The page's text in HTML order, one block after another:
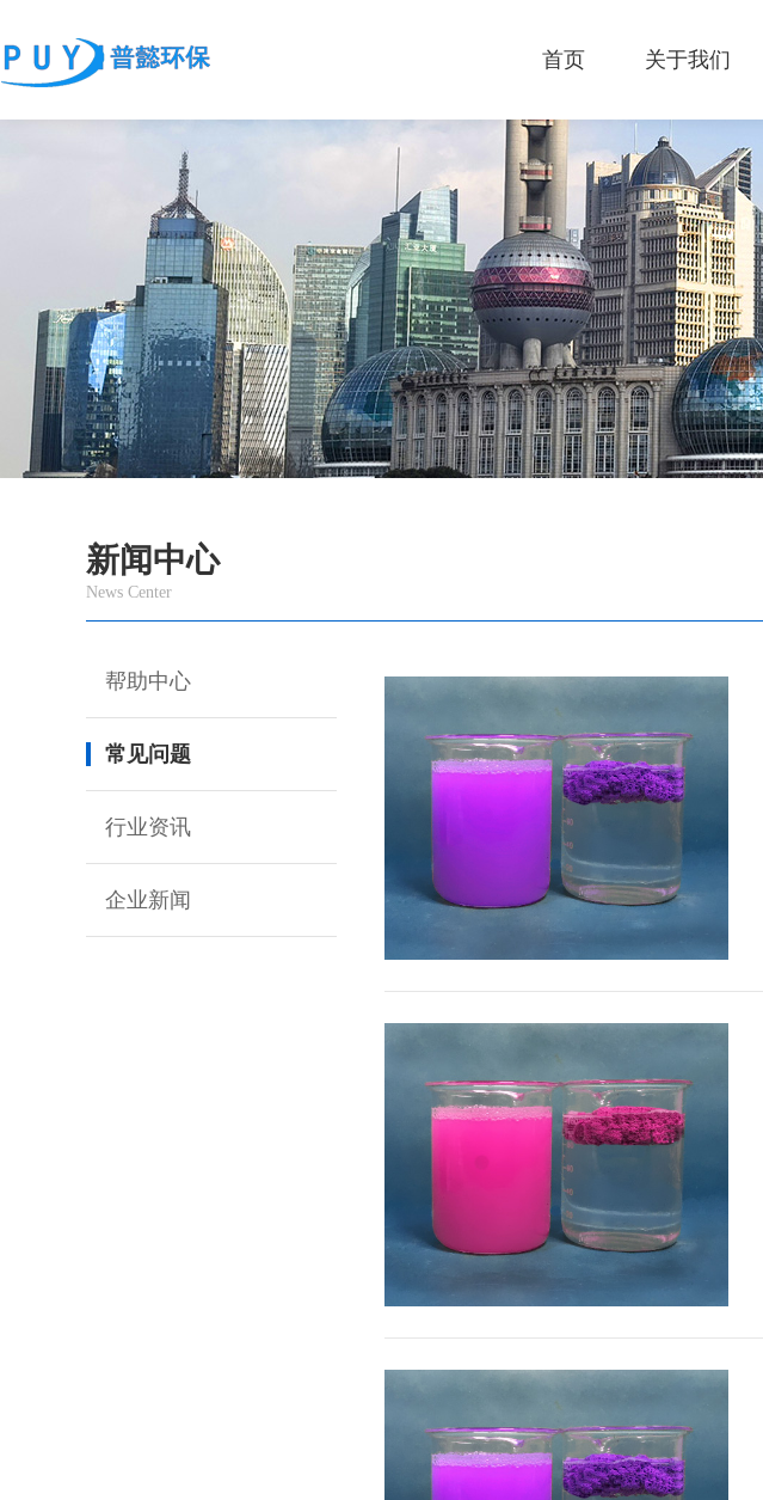
首页 关于我们
新闻中心
News Center
帮助中心
常见问题
行业资讯
企业新闻